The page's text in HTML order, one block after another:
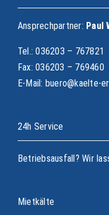
Ansprechpartner: Paul
Tel.: 036203 – 767821
Fax: 036203 – 769460
E-Mail: buero@kaelte-
24h Service
Betriebsausfall? Wir
Mietkälte